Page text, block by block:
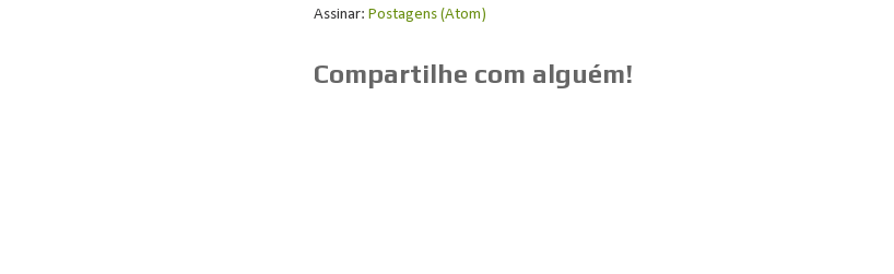
Assinar: Postagens (Atom)
Compartilhe com alguém!